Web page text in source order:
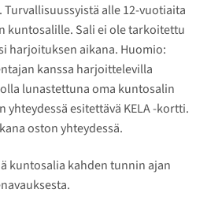
Turvallisuussyistä alle 12-vuotiaita
kuntosalille. Sali ei ole tarkoitettu
harjoituksen aikana. Huomio:
kanssa harjoittelevilla
lunastettuna oma kuntosalin
yhteydessä esitettävä KELA -kortti.
oston yhteydessä.
kuntosalia kahden tunnin ajan